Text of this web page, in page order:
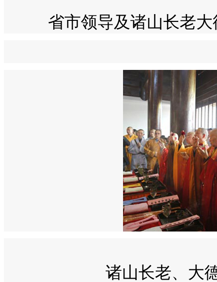
省市领导及诸山长老
诸山长老、大